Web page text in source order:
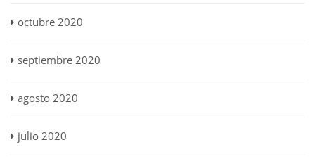
octubre 2020
septiembre 2020
agosto 2020
julio 2020